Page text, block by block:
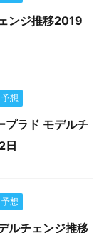
ンジ推移2019
想
プラド モデルチ
日
想
ルチェンジ推移